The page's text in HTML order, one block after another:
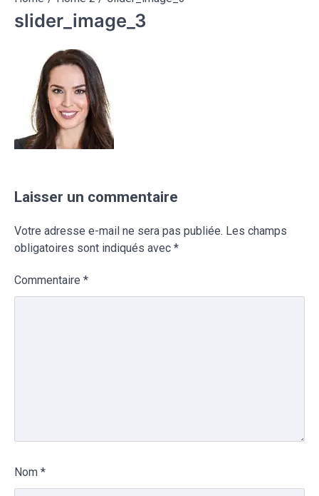
slider_image_3
Laisser un commentaire
Votre adresse e-mail ne sera pas publiée. Les champs
obligatoires sont indiqués avec *
Commentaire *
Nom *